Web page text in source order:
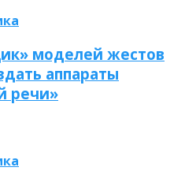
моделей жестов
аппараты
речи»